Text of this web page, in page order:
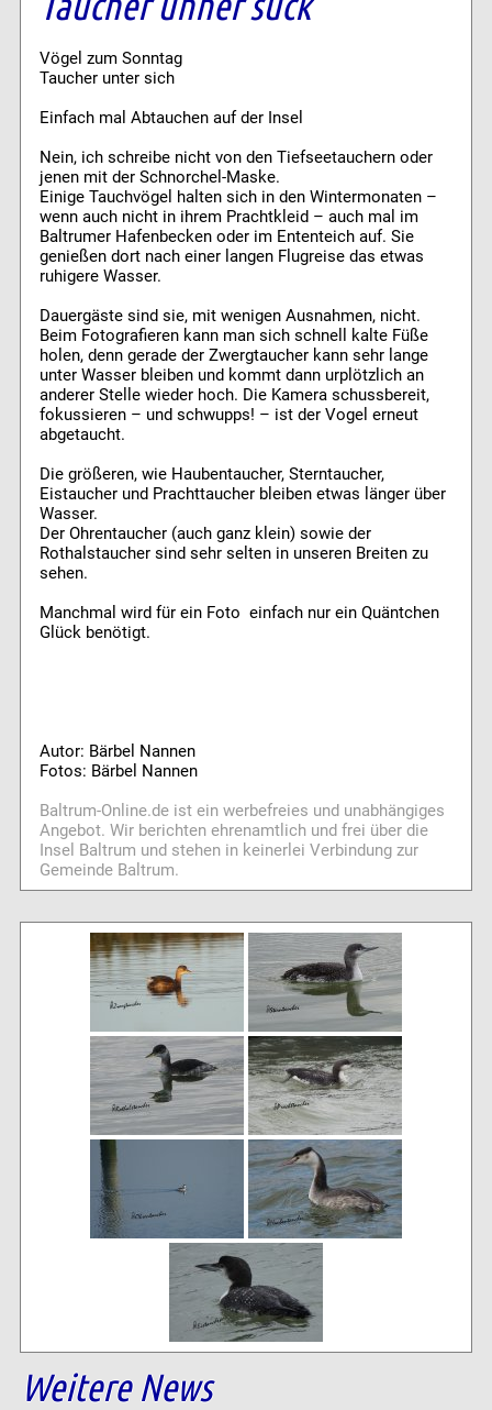
Vögel zum Sonntag
Taucher unter sich
Einfach mal Abtauchen auf der Insel
Nein, ich schreibe nicht von den Tiefseetauchern oder
jenen mit der Schnorchel-Maske.
Einige Tauchvögel halten sich in den Wintermonaten –
wenn auch nicht in ihrem Prachtkleid – auch mal im
Baltrumer Hafenbecken oder im Ententeich auf. Sie
genießen dort nach einer langen Flugreise das etwas
ruhigere Wasser.
Dauergäste sind sie, mit wenigen Ausnahmen, nicht.
Beim Fotografieren kann man sich schnell kalte Füße
holen, denn gerade der Zwergtaucher kann sehr lange
unter Wasser bleiben und kommt dann urplötzlich an
anderer Stelle wieder hoch. Die Kamera schussbereit,
fokussieren – und schwupps! – ist der Vogel erneut
abgetaucht.
Die größeren, wie Haubentaucher, Sterntaucher,
Eistaucher und Prachttaucher bleiben etwas länger über
Wasser.
Der Ohrentaucher (auch ganz klein) sowie der
Rothalstaucher sind sehr selten in unseren Breiten zu
sehen.
Manchmal wird für ein Foto einfach nur ein Quäntchen
Glück benötigt.
Autor: Bärbel Nannen
Fotos: Bärbel Nannen
Baltrum-Online.de ist ein werbefreies und unabhängiges
Angebot. Wir berichten ehrenamtlich und frei über die
Insel Baltrum und stehen in keinerlei Verbindung zur
Gemeinde Baltrum.
Weitere News